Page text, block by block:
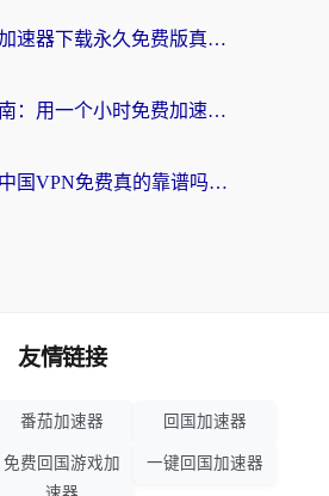
海外党必看：加速器下载永久免费版真的存在吗？教你无缝访问国内资源的正确姿势
海外党自救指南：用一个小时免费加速器，轻松打破国内资源访问壁垒？
海外党必看：中国VPN免费真的靠谱吗？手把手教你选对回国加速器
友情链接
番茄加速器 回国加速器
免费回国游戏加
一键回国加速器